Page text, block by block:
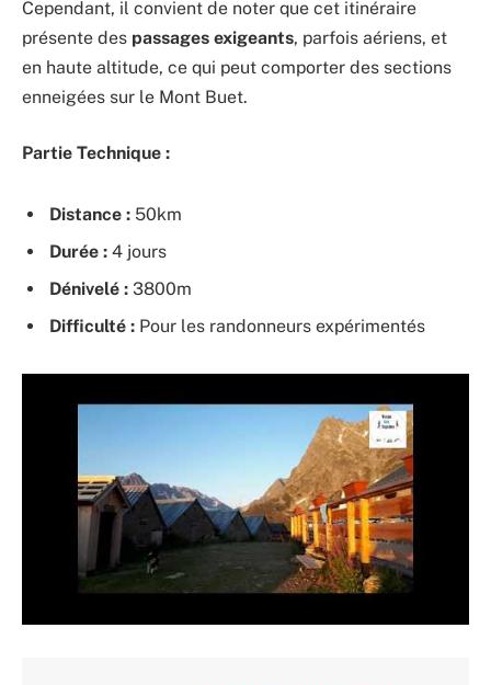
Cependant, il convient de noter que cet itinéraire
présente des passages exigeants, parfois aériens, et
en haute altitude, ce qui peut comporter des sections
enneigées sur le Mont Buet.
Partie Technique :
Distance : 50km
Durée : 4 jours
Dénivelé : 3800m
Difficulté : Pour les randonneurs expérimentés